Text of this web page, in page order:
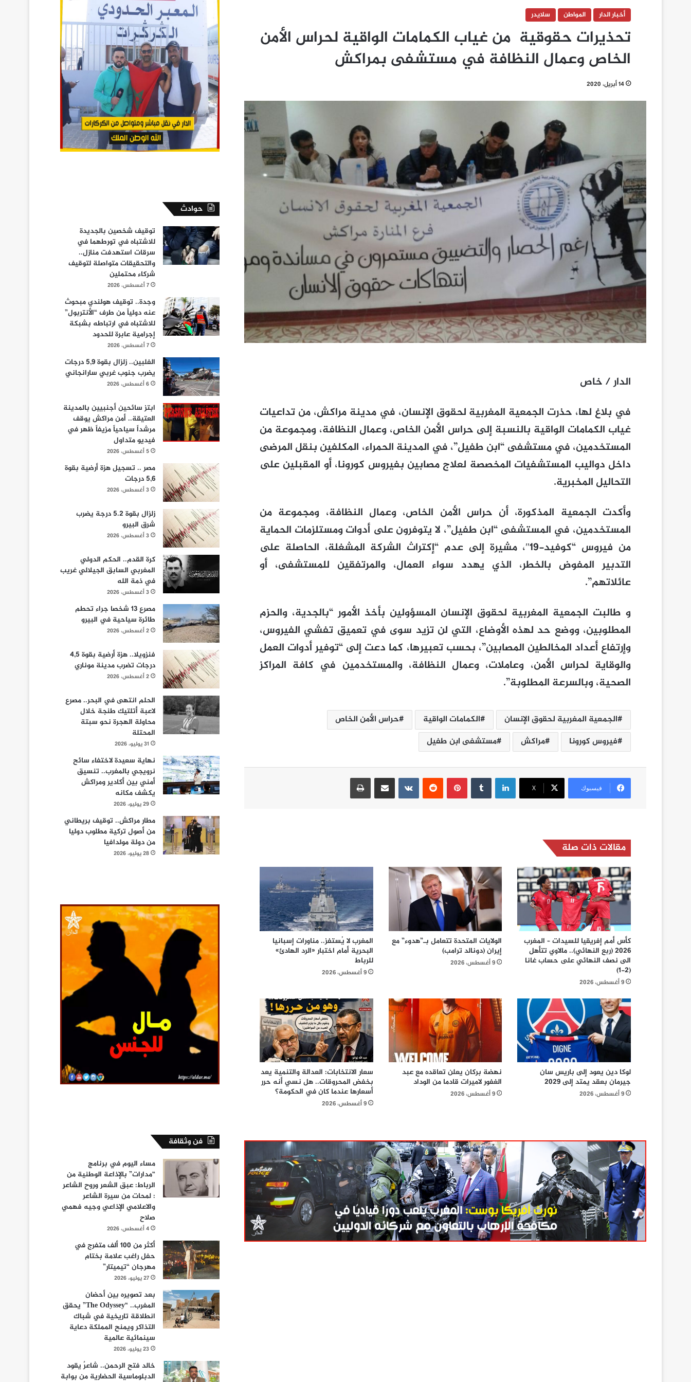
أخبار الدار
المواطن سلايدر
تحذيرات حقوقية من غياب الكمامات الواقية لحراس الأمن
الخاص وعمال النظافة في مستشفى بمراكش
14 أبريل، 2020
الدار / خاص
في بلاغ لها، حذرت الجمعية المغربية لحقوق الإنسان، في مدينة مراكش، من تداعيات
غياب الكمامات الواقية بالنسبة إلى حراس الأمن الخاص، وعمال النظافة، ومجموعة من
المستخدمين، في مستشفى “ابن طفيل”، في المدينة الحمراء، المكلفين بنقل المرضى
داخل دواليب المستشفيات المخصصة لعلاج مصابين بفيروس كورونا، أو المقبلين على
التحاليل المخبرية.
وأكدت الجمعية المذكورة، أن حراس الأمن الخاص، وعمال النظافة، ومجموعة من
المستخدمين، في المستشفى “ابن طفيل”، لا يتوفرون على أدوات ومستلزمات الحماية
من فيروس “كوفيد-19″، مشيرة إلى عدم “إكتراث الشركة المشغلة، الحاصلة على
التدبير المفوض بالخطر، الذي يهدد سواء العمال، والمرتفقين للمستشفى، أو
عائلاتهم”.
و طالبت الجمعية المغربية لحقوق الإنسان المسؤولين بأخذ الأمور “بالجدية، والحزم
المطلوبين، ووضع حد لهذه الأوضاع، التي لن تزيد سوى في تعميق تفشي الفيروس،
وإرتفاع أعداد المخالطين المصابين”، بحسب تعبيرها، كما دعت إلى “توفير أدوات العمل
والوقاية لحراس الأمن، وعاملات، وعمال النظافة، والمستخدمين في كافة المراكز
الصحية، وبالسرعة المطلوبة”.
الجمعية المغربية لحقوق الإنسان الكمامات الواقية
حراس الأمن الخاص
فيروس كورونا
مراكش مستشفى ابن طفيل
فيسبوك ‫X
لينكدإن بينتيريست مشاركة عبر البريد طباعة
مقالات ذات صلة
كأس أمم إفريقيا للسيدات – المغرب
2026 (ربع النهائي).. مالاوي تتأهل
الى نصف النهائي على حساب غانا
(2-1)
9 أغسطس، 2026
الولايات المتحدة تتعامل بـ”هدوء” مع
إيران (دونالد ترامب)
9 أغسطس، 2026
المغرب لا يُستفز.. مناورات إسبانيا
البحرية أمام اختبار «الرد الهادئ»
للرباط
9 أغسطس، 2026
لوكا دين يعود إلى باريس سان
جيرمان بعقد يمتد إلى 2029
9 أغسطس، 2026
نهضة بركان يعلن تعاقده مع عبد
الغفور لاميرات قادما من الوداد
9 أغسطس، 2026
سعار الانتخابات: العدالة والتنمية يعد
بخفض المحروقات.. هل نسي أنه حرر
أسعارها عندما كان في الحكومة؟
9 أغسطس، 2026
حوادث
توقيف شخصين بالجديدة
للاشتباه في تورطهما في
سرقات استهدفت منازل..
والتحقيقات متواصلة لتوقيف
شركاء محتملين
7 أغسطس، 2026
وجدة.. توقيف هولندي مبحوث
عنه دولياً من طرف “الأنتربول”
للاشتباه في ارتباطه بشبكة
إجرامية عابرة للحدود
7 أغسطس، 2026
الفلبين.. زلزال بقوة 5,9 درجات
يضرب جنوب غربي سارانجاني
6 أغسطس، 2026
ابتز سائحين أجنبيين بالمدينة
العتيقة.. أمن مراكش يوقف
مرشداً سياحياً مزيفاً ظهر في
فيديو متداول
5 أغسطس، 2026
مصر .. تسجيل هزة أرضية بقوة
5,6 درجات
3 أغسطس، 2026
زلزال بقوة 5.2 درجة يضرب
شرق البيرو
3 أغسطس، 2026
كرة القدم.. الحكم الدولي
المغربي السابق الجيلالي غريب
في ذمة الله
3 أغسطس، 2026
مصرع 13 شخصا جراء تحطم
طائرة سياحية في البيرو
2 أغسطس، 2026
فنزويلا.. هزة أرضية بقوة 4,5
درجات تضرب مدينة موناري
2 أغسطس، 2026
الحلم انتهى في البحر.. مصرع
لاعبة أتلتيك طنجة خلال
محاولة الهجرة نحو سبتة
المحتلة
31 يوليو، 2026
نهاية سعيدة لاختفاء سائح
نرويجي بالمغرب.. تنسيق
أمني بين أكادير ومراكش
يكشف مكانه
29 يوليو، 2026
مطار مراكش.. توقيف بريطاني
من أصول تركية مطلوب دوليا
من دولة مولدافيا
28 يوليو، 2026
فن وثقافة
مساء اليوم في برنامج
“مدارات” بالإذاعة الوطنية من
الرباط: عبق الشعر وروح الشاعر
: لمحات من سيرة الشاعر
والاعلامي الإذاعي وجيه فهمي
صلاح
4 أغسطس، 2026
أكثر من 100 ألف متفرج في
حفل راغب علامة بختام
مهرجان “تيميتار”
27 يوليو، 2026
بعد تصويره بين أحضان
المغرب.. “The Odyssey” يحقق
انطلاقة تاريخية في شباك
التذاكر ويمنح المملكة دعاية
سينمائية عالمية
23 يوليو، 2026
خالد فتح الرحمن.. شاعرٌ يقود
الدبلوماسية الحضارية من بوابة